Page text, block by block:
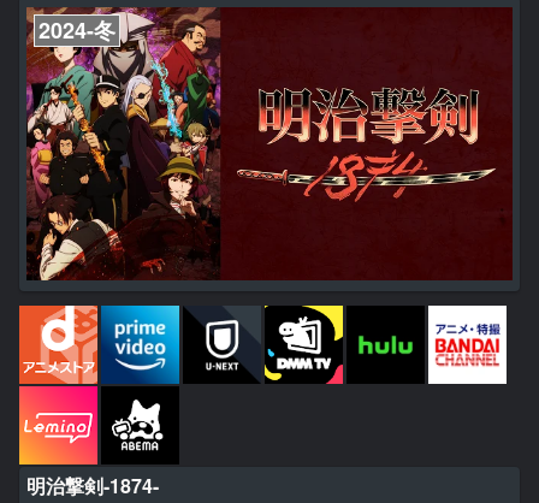
る魔物パラサイトの出現。 そしてUSNA軍魔法師部隊ス...
2024-冬
明治撃剣-1874-